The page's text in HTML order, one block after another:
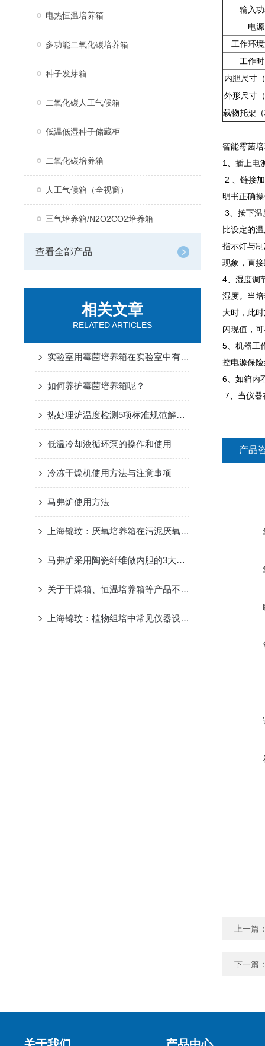
电热恒温培养箱
多功能二氧化碳培养箱
种子发芽箱
二氧化碳人工气候箱
低温低湿种子储藏柜
二氧化碳培养箱
人工气候箱（全视窗）
三气培养箱/N2O2CO2培养箱
查看全部产品
相关文章
RELATED ARTICLES
实验室用霉菌培养箱在实验室中有着广泛的应用
如何养护霉菌培养箱呢？
热处理炉温度检测5项标准规范解读一
低温冷却液循环泵的操作和使用
冷冻干燥机使用方法与注意事项
马弗炉使用方法
上海锦玟：厌氧培养箱在污泥厌氧消化实验中的应用
马弗炉采用陶瓷纤维做内胆的3大好处
关于干燥箱、恒温培养箱等产品不作为医疗器械产品管理的说明
上海锦玟：植物组培中常见仪器设备一览
输入
电源
工作环
工作
内胆尺寸
外形尺寸
载物托架
智能霉菌
1、插上电
2 、链接
明书正确
3、按下温
比设定的
指示灯与
现象，直
4、湿度调
湿度。当
大时，此
闪现值，
5、机器工
控电源保
6、如箱内
7、当仪器
产品
上一篇
下一篇